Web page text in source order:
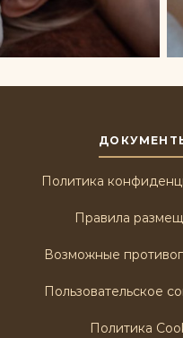
Политика
Правила
Возможные
Пользовательское
Политика